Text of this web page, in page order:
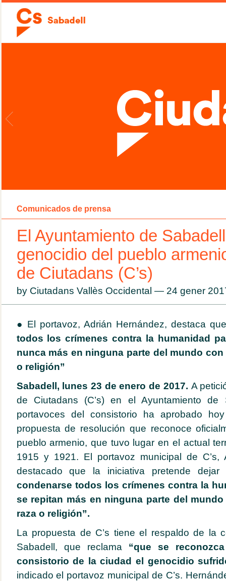
Comunicados de prensa
El Ayuntamiento de
genocidio del pueblo
de Ciutadans (C’s)
by Ciutadans Vallès Occidental — 24 gener
● El portavoz, Adrián Hernández, destaca
todos los crímenes contra la humanidad
nunca más en ninguna parte del mundo
o religión”
Sabadell, lunes 23 de enero de 2017. A
de Ciutadans (C’s) en el Ayuntamiento
portavoces del consistorio ha aprobado
propuesta de resolución que reconoce
pueblo armenio, que tuvo lugar en el actual
1915 y 1921. El portavoz municipal de C’s,
destacado que la iniciativa pretende
condenarse todos los crímenes contra la
se repitan más en ninguna parte del
raza o religión”.
La propuesta de C’s tiene el respaldo de la
Sabadell, que reclama “que se
consistorio de la ciudad el genocidio
indicado el portavoz municipal de C’s.